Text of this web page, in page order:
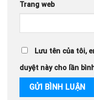
Trang web
Lưu tên của tôi,
duyệt này cho lần